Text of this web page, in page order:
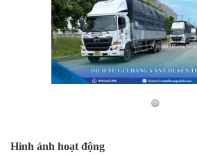
Hình ảnh hoạt động